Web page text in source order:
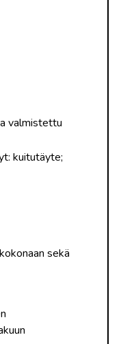
valmistettu
kuitutäyte;
sekä